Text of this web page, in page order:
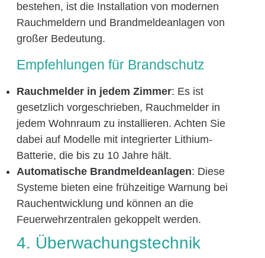
bestehen, ist die Installation von modernen
Rauchmeldern und Brandmeldeanlagen von
großer Bedeutung.
Empfehlungen für Brandschutz
Rauchmelder in jedem Zimmer: Es ist
gesetzlich vorgeschrieben, Rauchmelder in
jedem Wohnraum zu installieren. Achten Sie
dabei auf Modelle mit integrierter Lithium-
Batterie, die bis zu 10 Jahre hält.
Automatische Brandmeldeanlagen: Diese
Systeme bieten eine frühzeitige Warnung bei
Rauchentwicklung und können an die
Feuerwehrzentralen gekoppelt werden.
4. Überwachungstechnik